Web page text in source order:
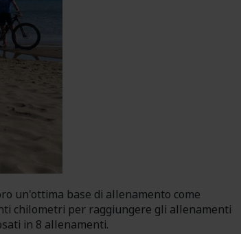
un'ottima base di allenamento come
chilometri per raggiungere gli allenamenti
in 8 allenamenti.